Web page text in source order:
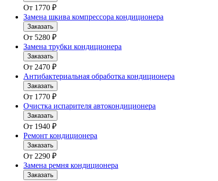
От 1770 ₽
Замена шкива компрессора кондиционера
Заказать
От 5280 ₽
Замена трубки кондиционера
Заказать
От 2470 ₽
Антибактериальная обработка кондиционера
Заказать
От 1770 ₽
Очистка испарителя автокондиционера
Заказать
От 1940 ₽
Ремонт кондиционера
Заказать
От 2290 ₽
Замена ремня кондиционера
Заказать